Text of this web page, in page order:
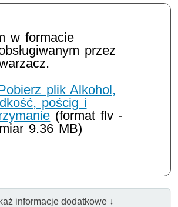
w formacie
przez
plik Alkohol,
pościg i
(format flv -
9.36 MB)
informacje dodatkowe ↓